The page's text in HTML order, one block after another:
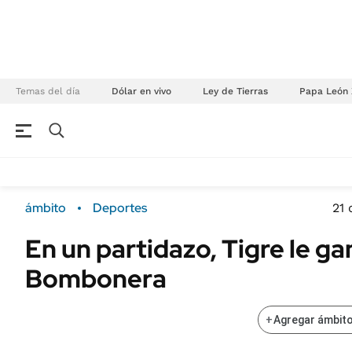
Temas del día Dólar en vivo Ley de Tierras Papa León
Campo
FINANZAS
Sustentabilidad
POLÍTICA
ámbito Deportes 21
En un partidazo, Tigre le
Bombonera
+Agregar